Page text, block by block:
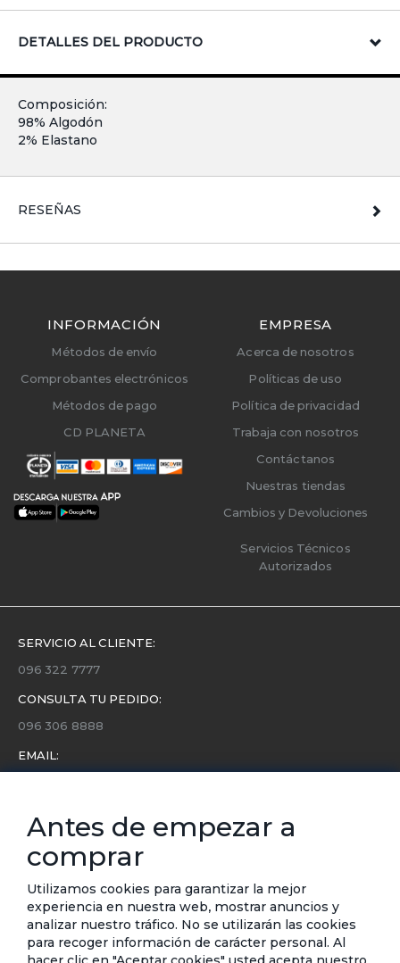
DETALLES DEL PRODUCTO
Composición:
98% Algodón
2% Elastano
RESEÑAS
INFORMACIÓN
Métodos de envío
Comprobantes electrónicos
Métodos de pago
CD PLANETA
EMPRESA
Acerca de nosotros
Políticas de uso
Política de privacidad
Trabaja con nosotros
Contáctanos
Nuestras tiendas
Cambios y Devoluciones
Servicios Técnicos
Autorizados
SERVICIO AL CLIENTE:
096 322 7777
CONSULTA TU PEDIDO:
096 306 8888
EMAIL:
Conoce toda la información sobre últimas colecciones,
eventos y ofertas.
Subscríbete a nuestro newsletter
SUSCRIBIRSE
Antes de empezar a
comprar
Utilizamos cookies para garantizar la mejor
experiencia en nuestra web, mostrar anuncios y
analizar nuestro tráfico. No se utilizarán las cookies
para recoger información de carácter personal. Al